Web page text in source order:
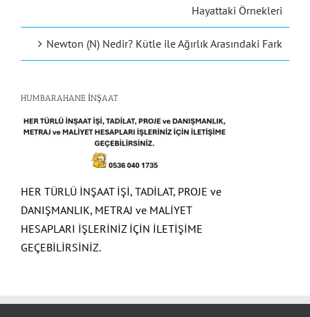
Hayattaki Örnekleri
Newton (N) Nedir? Kütle ile Ağırlık Arasındaki Fark
HUMBARAHANE İNŞAAT
HER TÜRLÜ İNŞAAT İŞİ, TADİLAT, PROJE ve
DANIŞMANLIK, METRAJ ve MALİYET
HESAPLARI İŞLERİNİZ İÇİN İLETİŞİME
GEÇEBİLİRSİNİZ.